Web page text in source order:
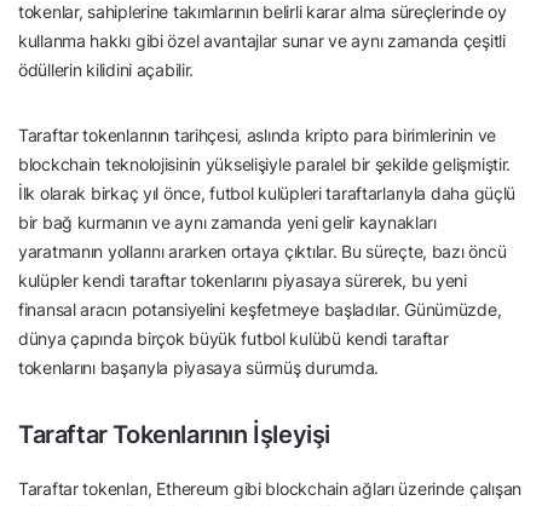
tokenlar, sahiplerine takımlarının belirli karar alma süreçlerinde oy
kullanma hakkı gibi özel avantajlar sunar ve aynı zamanda çeşitli
ödüllerin kilidini açabilir.
Taraftar tokenlarının tarihçesi, aslında kripto para birimlerinin ve
blockchain teknolojisinin yükselişiyle paralel bir şekilde gelişmiştir.
İlk olarak birkaç yıl önce, futbol kulüpleri taraftarlarıyla daha güçlü
bir bağ kurmanın ve aynı zamanda yeni gelir kaynakları
yaratmanın yollarını ararken ortaya çıktılar. Bu süreçte, bazı öncü
kulüpler kendi taraftar tokenlarını piyasaya sürerek, bu yeni
finansal aracın potansiyelini keşfetmeye başladılar. Günümüzde,
dünya çapında birçok büyük futbol kulübü kendi taraftar
tokenlarını başarıyla piyasaya sürmüş durumda.
Taraftar Tokenlarının İşleyişi
Taraftar tokenları, Ethereum gibi blockchain ağları üzerinde çalışan